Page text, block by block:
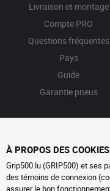
Livraison et montage
Compte PRO
Questions fréquentes
Pays
Guide
Garantie pneus
À PROPOS DES
Grip500.lu (GRIP500) et ses
des témoins de connexion
assurer le bon